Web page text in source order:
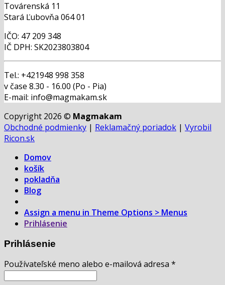
Továrenská 11
Stará Ľubovňa 064 01
IČO: 47 209 348
IČ DPH: SK2023803804
Tel.: +421948 998 358
v čase 8.30 - 16.00 (Po - Pia)
E-mail: info@magmakam.sk
Copyright 2026 © Magmakam
Obchodné podmienky | Reklamačný poriadok | Vyrobil
Ricon.sk
Domov
košík
pokladňa
Blog
Assign a menu in Theme Options > Menus
Prihlásenie
Prihlásenie
Používateľské meno alebo e-mailová adresa *